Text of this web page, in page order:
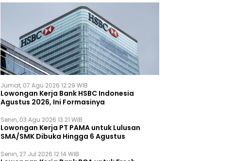
Jumat, 07 Agu 2026 12:29 WIB
Lowongan Kerja Bank HSBC Indonesia
Agustus 2026, Ini Formasinya
Senin, 03 Agu 2026 13:21 WIB
Lowongan Kerja PT PAMA untuk Lulusan
SMA/SMK Dibuka Hingga 6 Agustus
Senin, 27 Jul 2026 12:14 WIB